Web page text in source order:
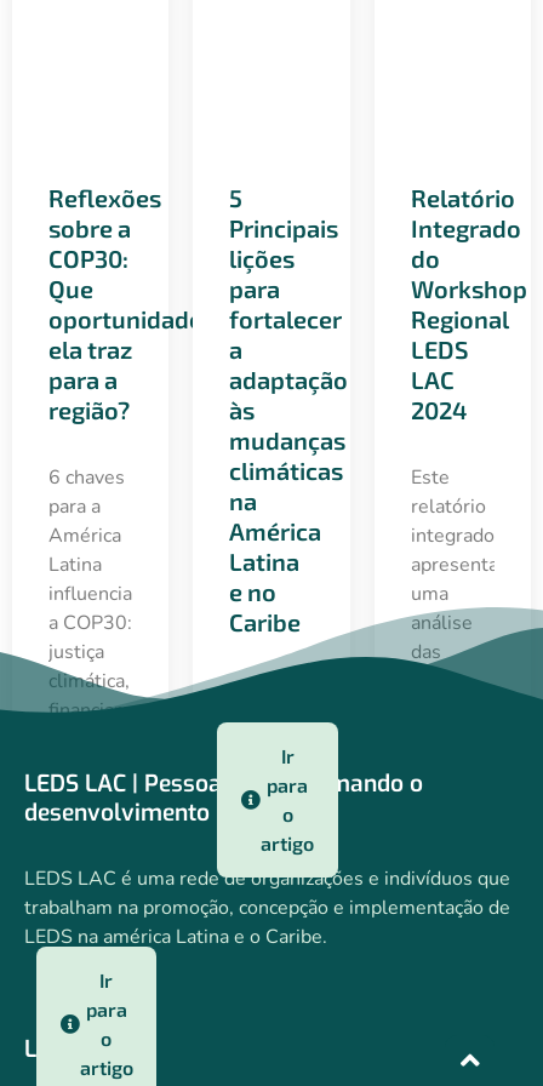
Reflexões
sobre a
COP30:
Que
oportunidades
ela traz
para a
região?
6 chaves
para a
América
Latina
influenciar
a COP30:
justiça
climática,
financiamento,
e
adaptação
como
política.
Ir
para
o
artigo
5
Principais
lições
para
fortalecer
a
adaptação
às
mudanças
climáticas
na
América
Latina
e no
Caribe
Ir
para
o
artigo
22 de abril de
Relatório
Integrado
do
Workshop
Regional
LEDS
LAC
2024
Este
relatório
integrado
apresenta
uma
análise
das
lições
mensagens
em
direção à
LEDS LAC | Pessoas transformando o
desenvolvimento
LEDS LAC é uma rede de organizações e indivíduos que
trabalham na promoção, concepção e implementação de
LEDS na américa Latina e o Caribe.
LEDS LAC